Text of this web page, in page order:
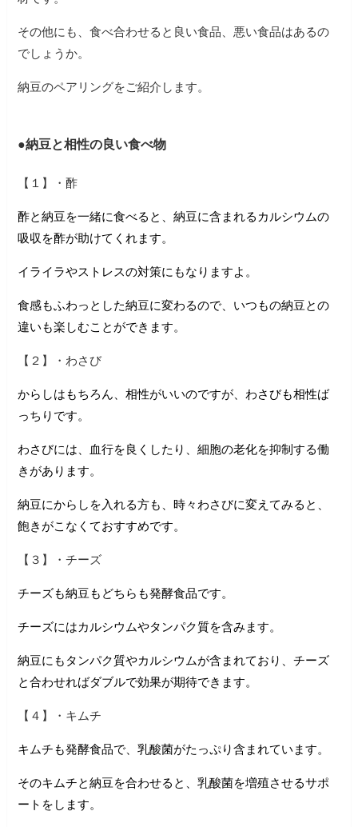
その他にも、食べ合わせると良い食品、悪い食品はあるの
でしょうか。
納豆のペアリングをご紹介します。
●納豆と相性の良い食べ物
【１】・酢
酢と納豆を一緒に食べると、納豆に含まれるカルシウムの
吸収を酢が助けてくれます。
イライラやストレスの対策にもなりますよ。
食感もふわっとした納豆に変わるので、いつもの納豆との
違いも楽しむことができます。
【２】・わさび
からしはもちろん、相性がいいのですが、わさびも相性ば
っちりです。
わさびには、血行を良くしたり、細胞の老化を抑制する働
きがあります。
納豆にからしを入れる方も、時々わさびに変えてみると、
飽きがこなくておすすめです。
【３】・チーズ
チーズも納豆もどちらも発酵食品です。
チーズにはカルシウムやタンパク質を含みます。
納豆にもタンパク質やカルシウムが含まれており、チーズ
と合わせればダブルで効果が期待できます。
【４】・キムチ
キムチも発酵食品で、乳酸菌がたっぷり含まれています。
そのキムチと納豆を合わせると、乳酸菌を増殖させるサポ
ートをします。